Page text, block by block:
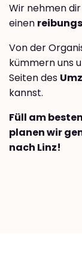
Wir nehmen
einen
Von der
kümmern uns
Seiten des
kannst.
Füll am
planen wir
nach Linz!